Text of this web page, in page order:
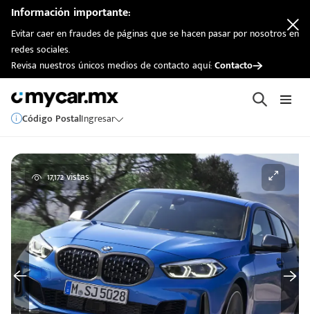
Información importante:
Evitar caer en fraudes de páginas que se hacen pasar por nosotros en
redes sociales.
Revisa nuestros únicos medios de contacto aquí:Contacto
Código PostalIngresar
17,172 vistas